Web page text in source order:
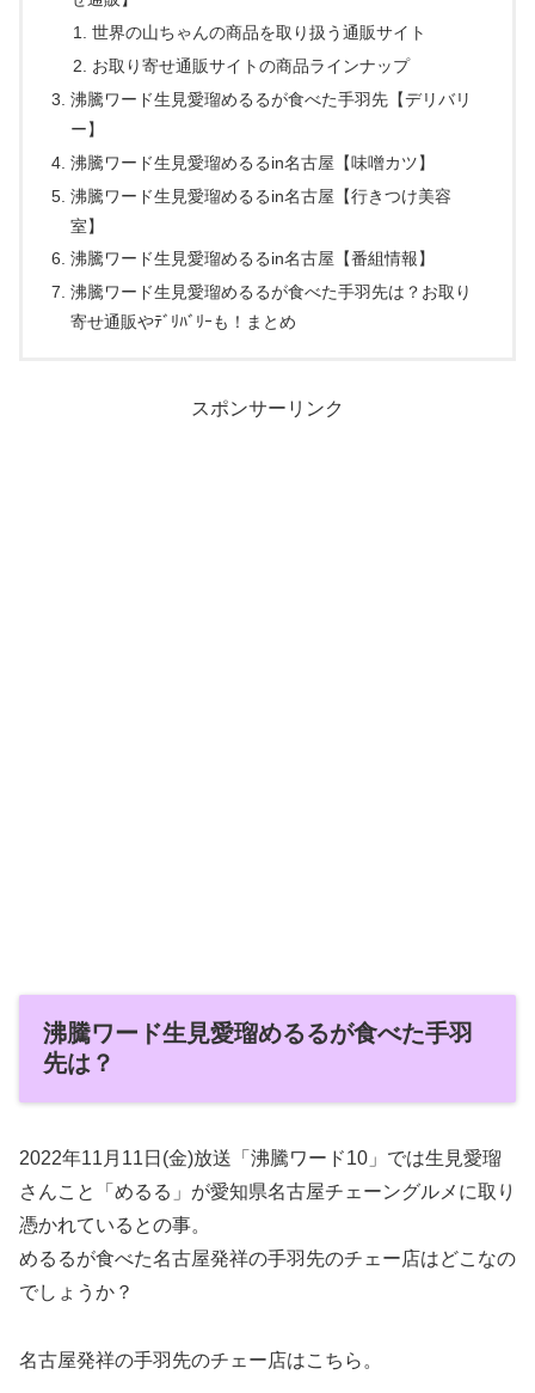
世界の山ちゃんの商品を取り扱う通販サイト
お取り寄せ通販サイトの商品ラインナップ
沸騰ワード生見愛瑠めるるが食べた手羽先【デリバリ
ー】
沸騰ワード生見愛瑠めるるin名古屋【味噌カツ】
沸騰ワード生見愛瑠めるるin名古屋【行きつけ美容
室】
沸騰ワード生見愛瑠めるるin名古屋【番組情報】
沸騰ワード生見愛瑠めるるが食べた手羽先は？お取り
寄せ通販やﾃﾞﾘﾊﾞﾘｰも！まとめ
スポンサーリンク
沸騰ワード生見愛瑠めるるが食べた手羽
先は？
2022年11月11日(金)放送「沸騰ワード10」では生見愛瑠
さんこと「めるる」が愛知県名古屋チェーングルメに取り
憑かれているとの事。
めるるが食べた名古屋発祥の手羽先のチェー店はどこなの
でしょうか？
名古屋発祥の手羽先のチェー店はこちら。